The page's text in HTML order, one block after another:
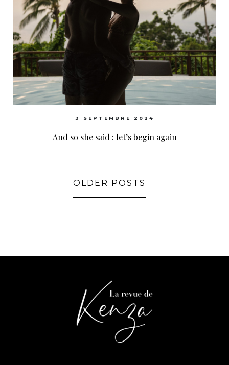
3 SEPTEMBRE 2024
And so she said : let’s begin again
OLDER POSTS